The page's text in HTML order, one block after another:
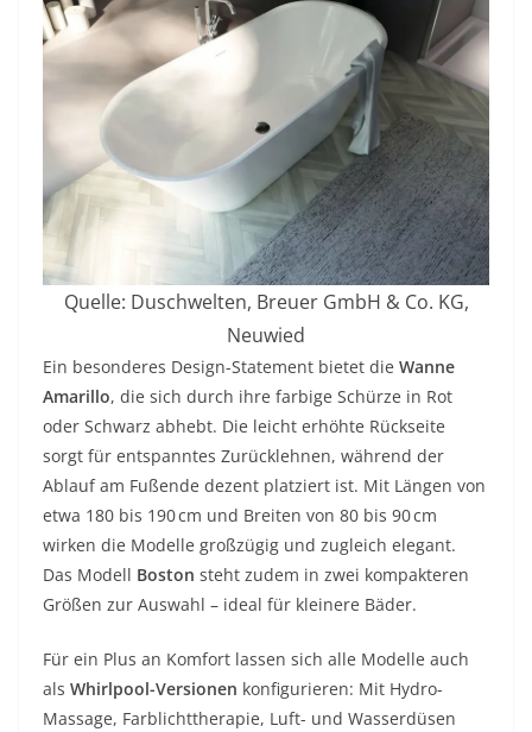
Quelle: Duschwelten, Breuer GmbH & Co. KG,
Neuwied
Ein besonderes Design-Statement bietet die Wanne
Amarillo, die sich durch ihre farbige Schürze in Rot
oder Schwarz abhebt. Die leicht erhöhte Rückseite
sorgt für entspanntes Zurücklehnen, während der
Ablauf am Fußende dezent platziert ist. Mit Längen von
etwa 180 bis 190 cm und Breiten von 80 bis 90 cm
wirken die Modelle großzügig und zugleich elegant.
Das Modell Boston steht zudem in zwei kompakteren
Größen zur Auswahl – ideal für kleinere Bäder.
Für ein Plus an Komfort lassen sich alle Modelle auch
als Whirlpool-Versionen konfigurieren: Mit Hydro-
Massage, Farblichttherapie, Luft- und Wasserdüsen